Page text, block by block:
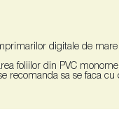
digitale de
foliilor din PVC
recomanda sa se faca